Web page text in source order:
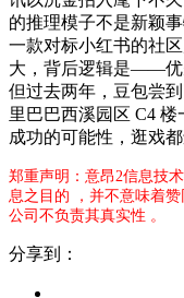
郑重声明：意昂2信息技
息之目的 ，并不意味着
公司不负责其真实性 。
分享到：